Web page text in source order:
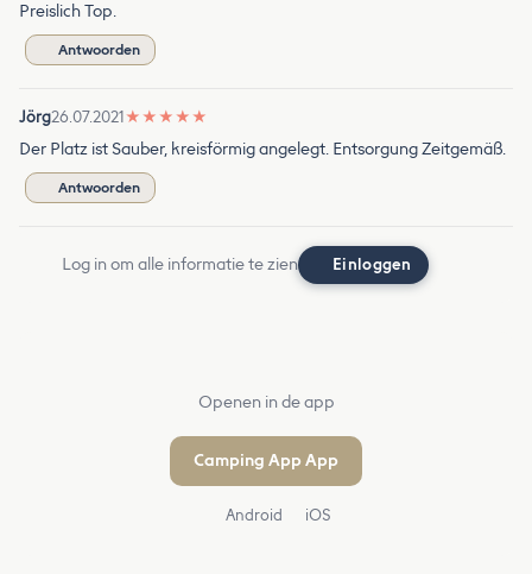
Preislich Top.
Antwoorden
Jörg26.07.2021 ★ ★ ★ ★ ★
Der Platz ist Sauber, kreisförmig angelegt. Entsorgung Zeitgemäß.
Antwoorden
Log in om alle informatie te zien Einloggen
Openen in de app
Camping App App
Android iOS